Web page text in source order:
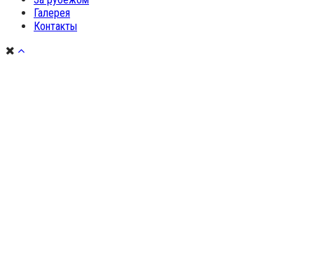
Галерея
Контакты